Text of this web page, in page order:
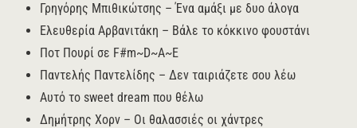
Γρηγόρης Μπιθικώτσης – Ένα αμάξι με δυο άλογα
Ελευθερία Αρβανιτάκη – Βάλε το κόκκινο φουστάνι
Ποτ Πουρί σε F#m~D~A~E
Παντελής Παντελίδης – Δεν ταιριάζετε σου λέω
Αυτό το sweet dream που θέλω
Δημήτρης Χορν – Οι θαλασσιές οι χάντρες